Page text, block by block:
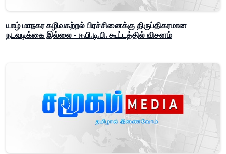
யாழ் மாநகர கழிவகற்றல் பிரச்சினைக்கு திருப்திகரமான
நடவடிக்கை இல்லை - ஈ.பி.டி.பி. கூட்டத்தில் விசனம்